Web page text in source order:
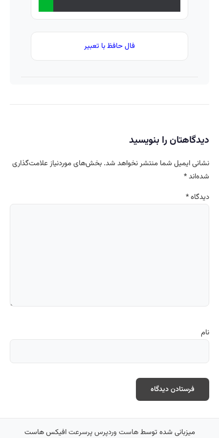
فال حافظ با تعبیر
دیدگاهتان را بنویسید
نشانی ایمیل شما منتشر نخواهد شد. بخش‌های موردنیاز علامت‌گذاری
شده‌اند*
دیدگاه*
نام
میزبانی شده توسطهاست وردپرس پرسرعتافیکس هاست